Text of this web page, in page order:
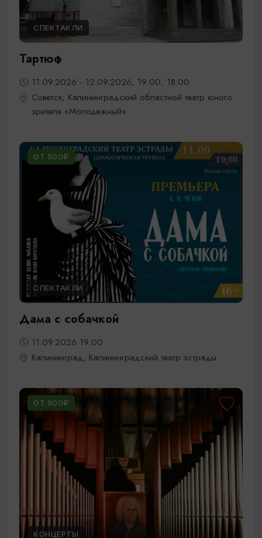
СПЕКТАКЛИ
Тартюф
11.09.2026 - 12.09.2026, 19:00, 18:00
Советск, Калининградский областной театр юного
зрителя «Молодежный»
ОТ 500₽
СПЕКТАКЛИ
Дама с собачкой
11.09.2026 19:00
Калининград, Калининградский театр эстрады
ОТ 900₽
КОНЦЕРТЫ